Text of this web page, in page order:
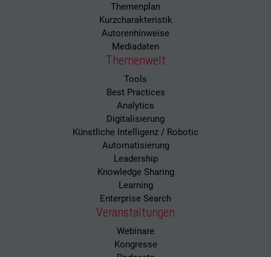
Themenplan
Kurzcharakteristik
Autorenhinweise
Mediadaten
Themenwelt
Tools
Best Practices
Analytics
Digitalisierung
Künstliche Intelligenz / Robotic
Automatisierung
Leadership
Knowledge Sharing
Learning
Enterprise Search
Veranstaltungen
Webinare
Kongresse